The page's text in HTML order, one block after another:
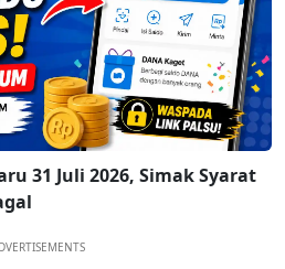
31 Juli 2026, Simak Syarat